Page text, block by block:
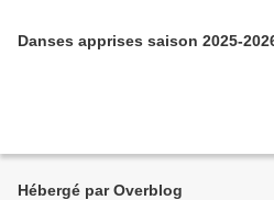
Danses apprises saison 2025-
Hébergé par Overblog